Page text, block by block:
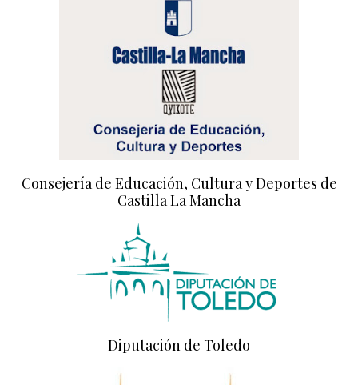
Consejería de Educación, Cultura y Deportes de
Castilla La Mancha
Diputación de Toledo